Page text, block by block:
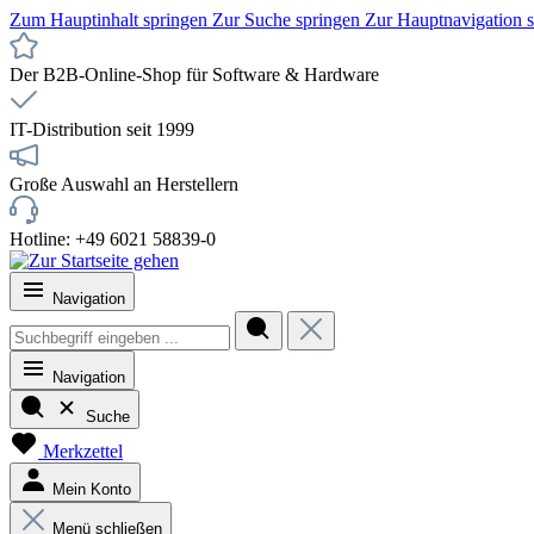
Zum Hauptinhalt springen Zur Suche springen Zur Hauptnavigation
Der B2B-Online-Shop für Software & Hardware
IT-Distribution seit 1999
Große Auswahl an Herstellern
Hotline: +49 6021 58839-0
Navigation
Navigation
Suche
Merkzettel
Mein Konto
Menü schließen